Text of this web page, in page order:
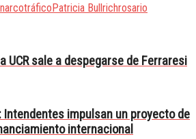
narcotráficoPatricia Bullrichrosario
UCR sale a despegarse de Ferraresi
impulsan un proyecto de
internacional